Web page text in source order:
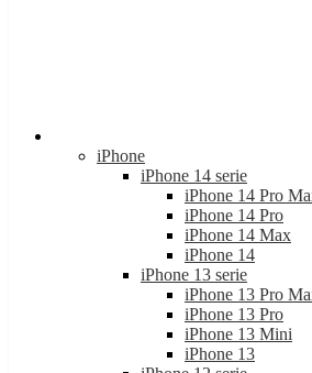
iPhone 14
iPhone 13 serie
iPhone 13 Pro Max
iPhone 13 Pro
iPhone 13 Mini
iPhone 13
iPhone 12 serie
iPhone 12 Pro Max
iPhone 12 Pro
iPhone 12 Mini